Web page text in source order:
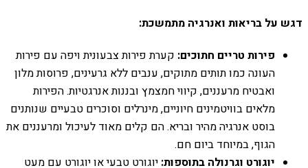
דגש על בריאות ואנרגיה מתמשכת:
פירות טריים חתוכים: קערת פירות צבעונית ויפה עם פירות
העונה כמו תותים מתוקים, ענבים ללא גרעינים, פרוסות מלון
ואבטיח מרעננים, קיווי חמצמץ ובננות אנרגטיות. הפירות
מלאים בוויטמינים חיוניים, מינרלים וסוכרים טבעיים שנותנים
בוסט אנרגיה מהיר ובריא. הם קלים מאוד לעיכול ומרעננים את
הגוף, במיוחד ביום חם.
יוגורט וגרנולה בתוספות: יוגורט טבעי או יוגורט עם מעט